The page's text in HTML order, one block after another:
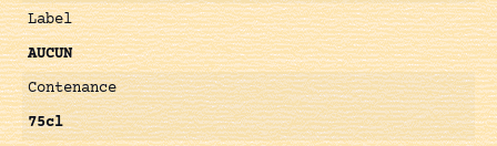
Label
AUCUN
Contenance
75cl